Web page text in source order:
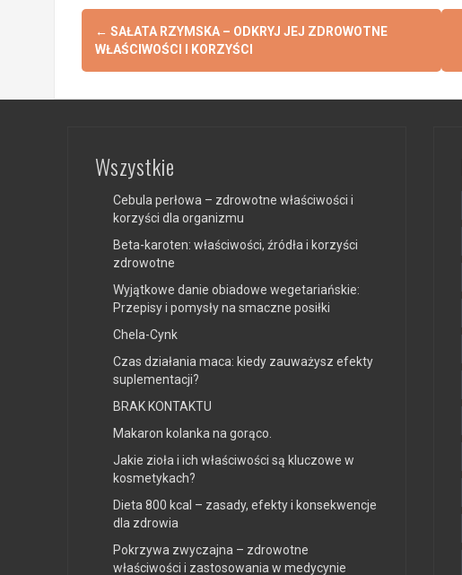
Post
navigation
← SAŁATA RZYMSKA – ODKRYJ JEJ ZDROWOTNE
WŁAŚCIWOŚCI I KORZYŚCI
Wszystkie
Cebula perłowa – zdrowotne właściwości i
korzyści dla organizmu
Beta-karoten: właściwości, źródła i korzyści
zdrowotne
Wyjątkowe danie obiadowe wegetariańskie:
Przepisy i pomysły na smaczne posiłki
Chela-Cynk
Czas działania maca: kiedy zauważysz efekty
suplementacji?
BRAK KONTAKTU
Makaron kolanka na gorąco.
Jakie zioła i ich właściwości są kluczowe w
kosmetykach?
Dieta 800 kcal – zasady, efekty i konsekwencje
dla zdrowia
Pokrzywa zwyczajna – zdrowotne
właściwości i zastosowania w medycynie